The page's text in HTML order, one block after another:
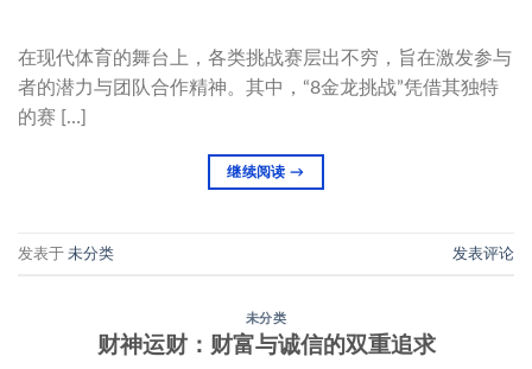
在现代体育的舞台上，各类挑战赛层出不穷，旨在激发参与
者的潜力与团队合作精神。其中，“8金龙挑战”凭借其独特
的赛 […]
继续阅读→
发表于 未分类 发表评论
未分类
财神运财：财富与诚信的双重追求